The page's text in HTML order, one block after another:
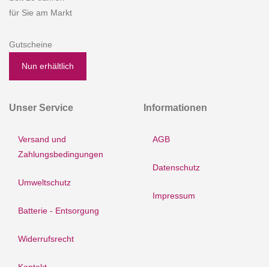
für Sie am Markt
Gutscheine
Nun erhältlich
Unser Service
Versand und
Zahlungsbedingungen
Umweltschutz
Batterie - Entsorgung
Widerrufsrecht
Informationen
AGB
Datenschutz
Impressum